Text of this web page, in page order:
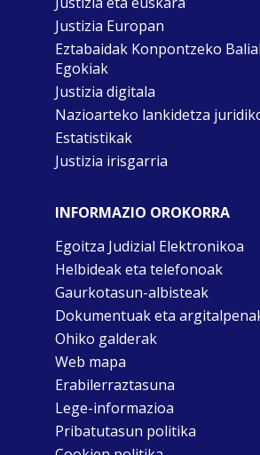
Justizia Europan
Eztabaidak Konpontzeko
Egokiak
Justizia digitala
Nazioarteko lankidetza
Estatistikak
Justizia irisgarria
INFORMAZIO OROKORRA
Egoitza Judizial Elektronikoa
Helbideak eta telefonoak
Gaurkotasun-albisteak
Dokumentuak eta
Ohiko galderak
Web mapa
Erabilerraztasuna
Lege-informazioa
Pribatutasun politika